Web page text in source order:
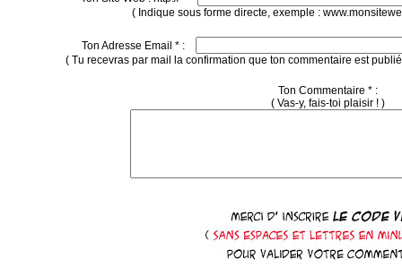
( Indique sous forme directe, exemple :
Ton Adresse Email * :
( Tu recevras par mail la confirmation que ton commentaire est
Ton Commentaire * :
( Vas-y, fais-toi plaisir ! )